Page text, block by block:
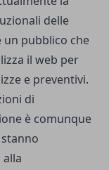
delle
un pubblico che
il web per
e preventivi.
di
è comunque